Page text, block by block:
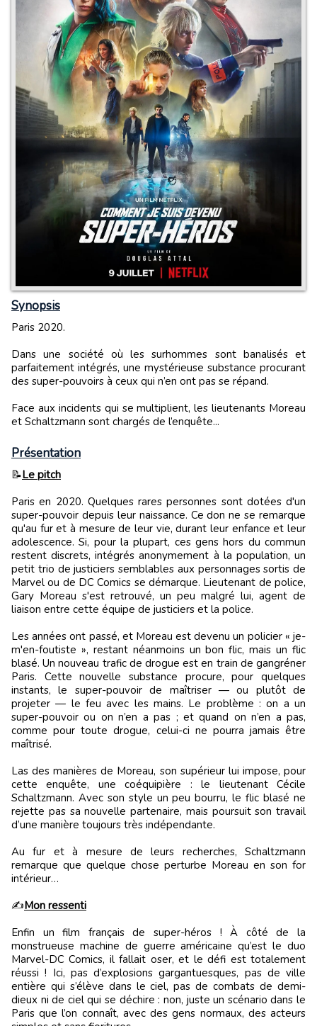
Synopsis
Paris 2020.
Dans une société où les surhommes sont banalisés et
parfaitement intégrés, une mystérieuse substance procurant
des super-pouvoirs à ceux qui n’en ont pas se répand.
Face aux incidents qui se multiplient, les lieutenants Moreau
et Schaltzmann sont chargés de l’enquête...
Présentation
📝Le pitch
Paris en 2020. Quelques rares personnes sont dotées d'un
super-pouvoir depuis leur naissance. Ce don ne se remarque
qu'au fur et à mesure de leur vie, durant leur enfance et leur
adolescence. Si, pour la plupart, ces gens hors du commun
restent discrets, intégrés anonymement à la population, un
petit trio de justiciers semblables aux personnages sortis de
Marvel ou de DC Comics se démarque. Lieutenant de police,
Gary Moreau s'est retrouvé, un peu malgré lui, agent de
liaison entre cette équipe de justiciers et la police.
Les années ont passé, et Moreau est devenu un policier « je-
m'en-foutiste », restant néanmoins un bon flic, mais un flic
blasé. Un nouveau trafic de drogue est en train de gangréner
Paris. Cette nouvelle substance procure, pour quelques
instants, le super-pouvoir de maîtriser — ou plutôt de
projeter — le feu avec les mains. Le problème : on a un
super-pouvoir ou on n’en a pas ; et quand on n’en a pas,
comme pour toute drogue, celui-ci ne pourra jamais être
maîtrisé.
Las des manières de Moreau, son supérieur lui impose, pour
cette enquête, une coéquipière : le lieutenant Cécile
Schaltzmann. Avec son style un peu bourru, le flic blasé ne
rejette pas sa nouvelle partenaire, mais poursuit son travail
d’une manière toujours très indépendante.
Au fur et à mesure de leurs recherches, Schaltzmann
remarque que quelque chose perturbe Moreau en son for
intérieur…
✍️Mon ressenti
Enfin un film français de super-héros ! À côté de la
monstrueuse machine de guerre américaine qu’est le duo
Marvel-DC Comics, il fallait oser, et le défi est totalement
réussi ! Ici, pas d’explosions gargantuesques, pas de ville
entière qui s’élève dans le ciel, pas de combats de demi-
dieux ni de ciel qui se déchire : non, juste un scénario dans le
Paris que l’on connaît, avec des gens normaux, des acteurs